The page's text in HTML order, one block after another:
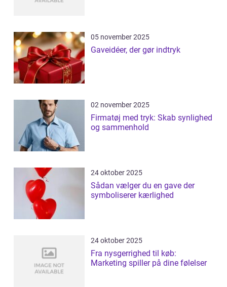
05 november 2025
Gaveidéer, der gør indtryk
02 november 2025
Firmatøj med tryk: Skab synlighed
og sammenhold
24 oktober 2025
Sådan vælger du en gave der
symboliserer kærlighed
24 oktober 2025
Fra nysgerrighed til køb:
Marketing spiller på dine følelser